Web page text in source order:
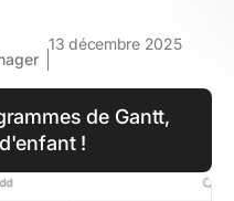
13 décembre 2025
de Gantt,
!